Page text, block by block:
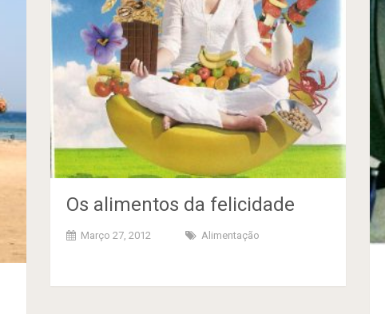
Os alimentos da felicidade
Março 27, 2012 Alimentação